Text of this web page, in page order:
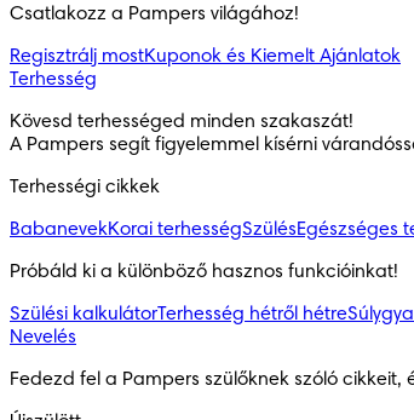
Csatlakozz a Pampers világához!
Regisztrálj mostKuponok és Kiemelt Ajánlatok
Terhesség
Kövesd terhességed minden szakaszát!
A Pampers segít figyelemmel kísérni
Terhességi cikkek
BabanevekKorai terhességSzülésEgészséges
Próbáld ki a különböző hasznos funkcióinkat!
Szülési kalkulátorTerhesség hétről hétre
Nevelés
Fedezd fel a Pampers szülőknek szóló